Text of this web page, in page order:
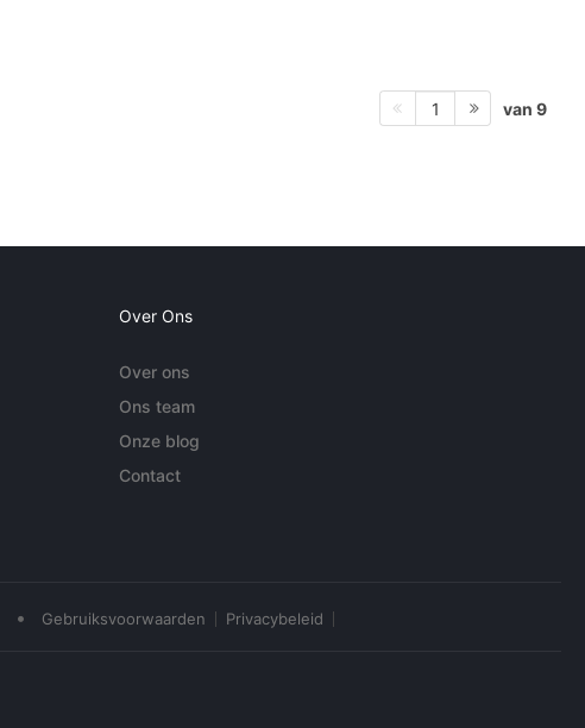
1 van 9
Over Ons
Over ons
Ons team
Onze blog
Contact
• Gebruiksvoorwaarden Privacybeleid